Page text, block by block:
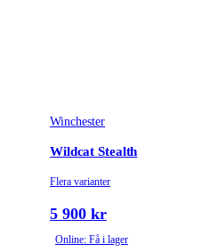
Winchester
Wildcat Stealth
Flera varianter
5 900 kr
Online: Få i lager